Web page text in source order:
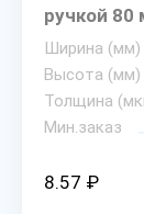
ручкой 80
Ширина (мм)
Высота (мм)
Толщина
Мин.заказ
8.57 ₽